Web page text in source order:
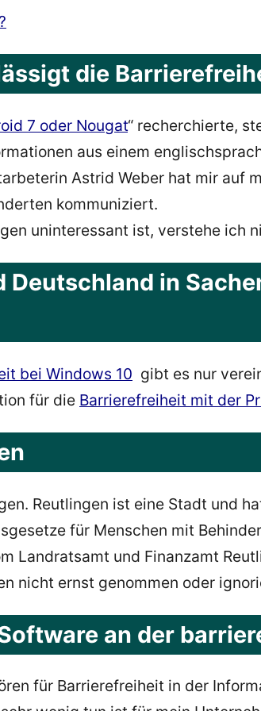
die
7 oder Nougat“ recherchierte,
aus einem
Astrid Weber hat mir auf
kommuniziert.
uninteressant ist, verstehe ich
in
bei Windows 10 gibt es nur
für die Barrierefreiheit mit der
Reutlingen ist eine Stadt und
für Menschen mit
Landratsamt und Finanzamt
nicht ernst genommen oder
an der
für Barrierefreiheit in der